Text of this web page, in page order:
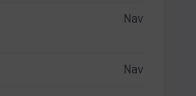
Nav
Nav